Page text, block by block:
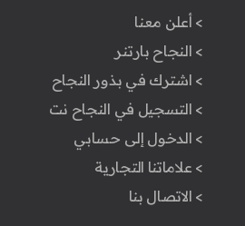
> أعلن معنا
> النجاح بارتنر
> اشترك في بذور النجاح
> التسجيل في النجاح نت
> الدخول إلى حسابي
> علاماتنا التجارية
> الاتصال بنا